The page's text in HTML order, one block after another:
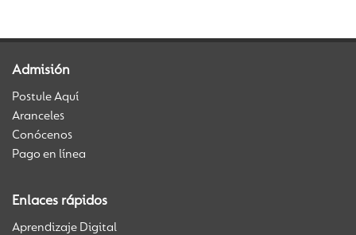
Admisión
Postule Aquí
Aranceles
Conócenos
Pago en línea
Enlaces rápidos
Aprendizaje Digital